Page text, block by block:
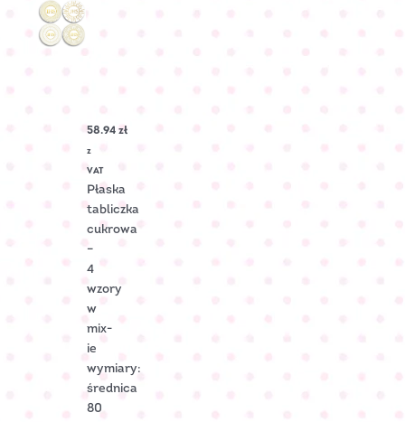
DRUK
Nr
58.94 zł
z
VAT
Płaska
tabliczka
cukrowa
–
4
wzory
w
mix-
ie
wymiary:
średnica
80